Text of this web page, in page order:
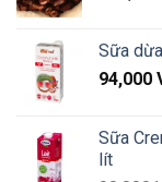
Sữa
94,000
Sữa
lít